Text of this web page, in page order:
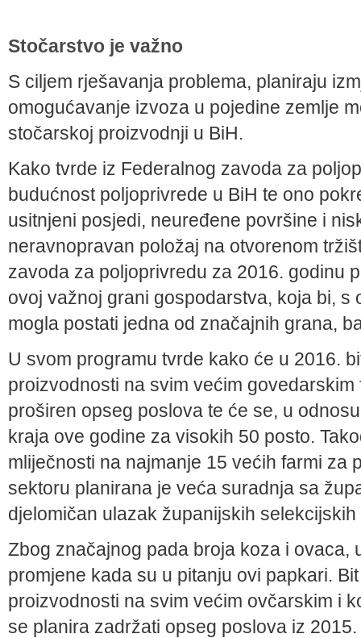
Stočarstvo je važno
S ciljem rješavanja problema, planiraju
omogućavanje izvoza u pojedine zemlje
stočarskoj proizvodnji u BiH.
Kako tvrde iz Federalnog zavoda za
budućnost poljoprivrede u BiH te ono
usitnjeni posjedi, neuređene površine i
neravnopravan položaj na otvorenom
zavoda za poljoprivredu za 2016. godinu
ovoj važnoj grani gospodarstva, koja bi, s
mogla postati jedna od značajnih grana,
U svom programu tvrde kako će u 2016.
proizvodnosti na svim većim
proširen opseg poslova te će se, u
kraja ove godine za visokih 50 posto.
mliječnosti na najmanje 15 većih farmi za
sektoru planirana je veća suradnja sa
djelomičan ulazak županijskih
Zbog značajnog pada broja koza i ovaca,
promjene kada su u pitanju ovi papkari.
proizvodnosti na svim većim ovčarskim i
se planira zadržati opseg poslova iz